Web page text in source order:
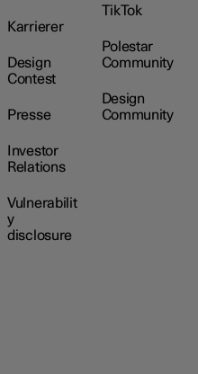
Karrierer
Design
Contest
Presse
Investor
Relations
Vulnerabilit
y
disclosure
TikTok
Polestar
Community
Design
Community